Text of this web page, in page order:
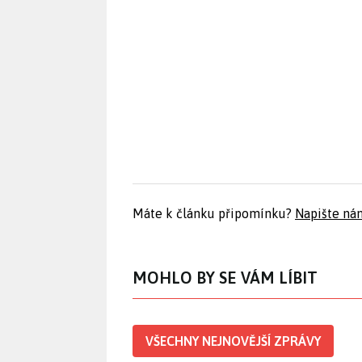
Máte k článku připomínku? Napište
MOHLO BY SE VÁM LÍBIT
VŠECHNY NEJNOVĚJŠÍ ZPRÁVY